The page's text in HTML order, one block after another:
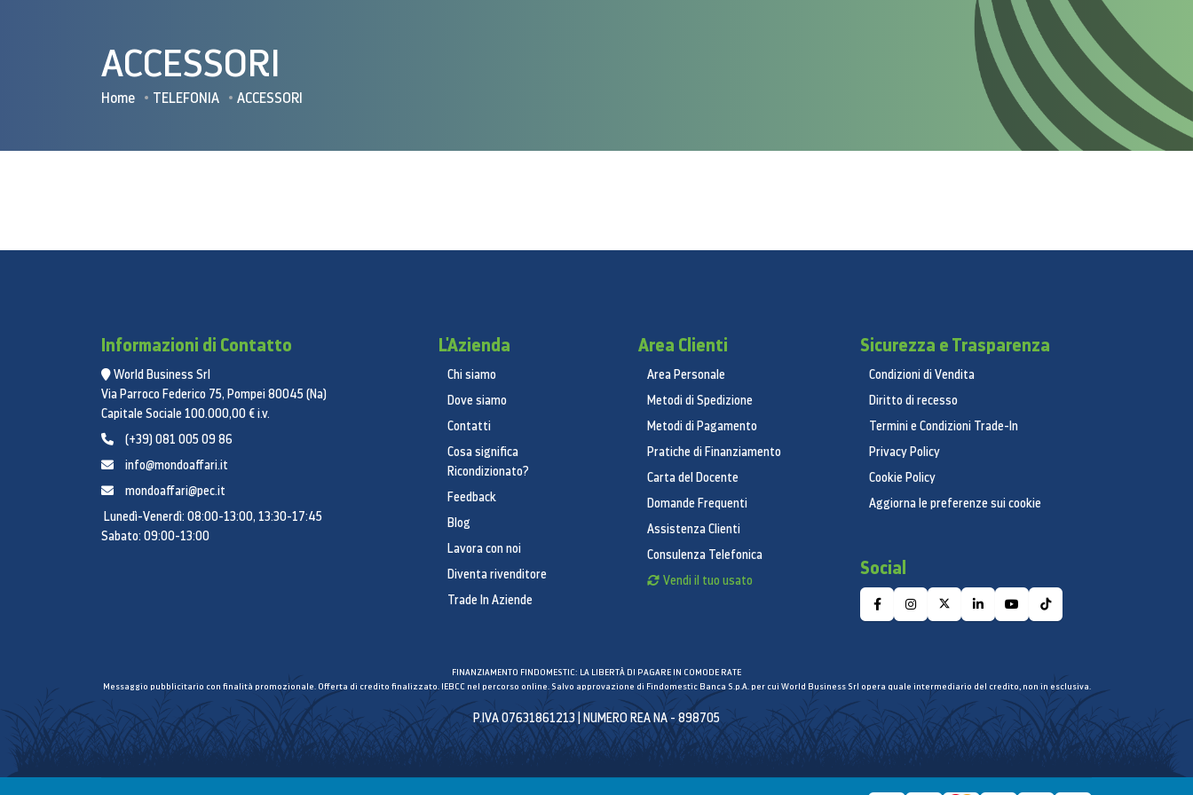
ACCESSORI
Home TELEFONIA ACCESSORI
Informazioni di Contatto
World Business Srl
Via Parroco Federico 75, Pompei 80045 (Na)
Capitale Sociale 100.000,00 € i.v.
(+39) 081 005 09 86
info@mondoaffari.it
mondoaffari@pec.it
Lunedì-Venerdì: 08:00-13:00, 13:30-17:45
Sabato: 09:00-13:00
L'Azienda
Chi siamo
Dove siamo
Contatti
Cosa significa
Ricondizionato?
Feedback
Blog
Lavora con noi
Diventa rivenditore
Trade In Aziende
Area Clienti
Area Personale
Metodi di Spedizione
Metodi di Pagamento
Pratiche di Finanziamento
Carta del Docente
Domande Frequenti
Assistenza Clienti
Consulenza Telefonica
Vendi il tuo usato
Sicurezza e Trasparenza
Condizioni di Vendita
Diritto di recesso
Termini e Condizioni Trade-In
Privacy Policy
Cookie Policy
Aggiorna le preferenze sui cookie
Social
FINANZIAMENTO FINDOMESTIC: LA LIBERTÀ DI PAGARE IN COMODE RATE
Messaggio pubblicitario con finalità promozionale. Offerta di credito finalizzato. IEBCC nel percorso online. Salvo approvazione di Findomestic Banca S.p.A. per cui World Business Srl opera quale intermediario del credito, non in esclusiva.
P.IVA 07631861213 | NUMERO REA NA - 898705